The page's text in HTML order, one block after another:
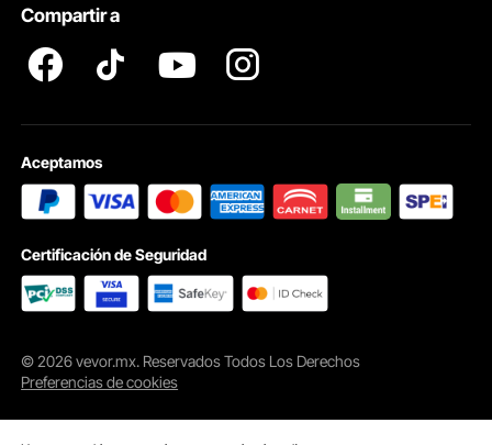
Compartir a
Aceptamos
Certificación de Seguridad
© 2026 vevor.mx. Reservados Todos Los Derechos
Preferencias de cookies